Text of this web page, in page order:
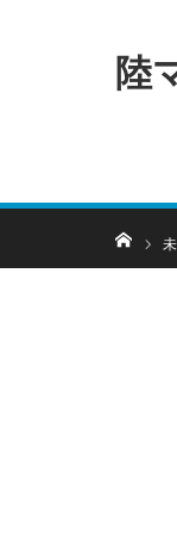
陸
ホーム